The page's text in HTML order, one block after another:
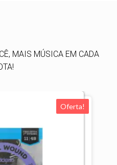
MAIS MÚSICA EM CADA
Oferta!